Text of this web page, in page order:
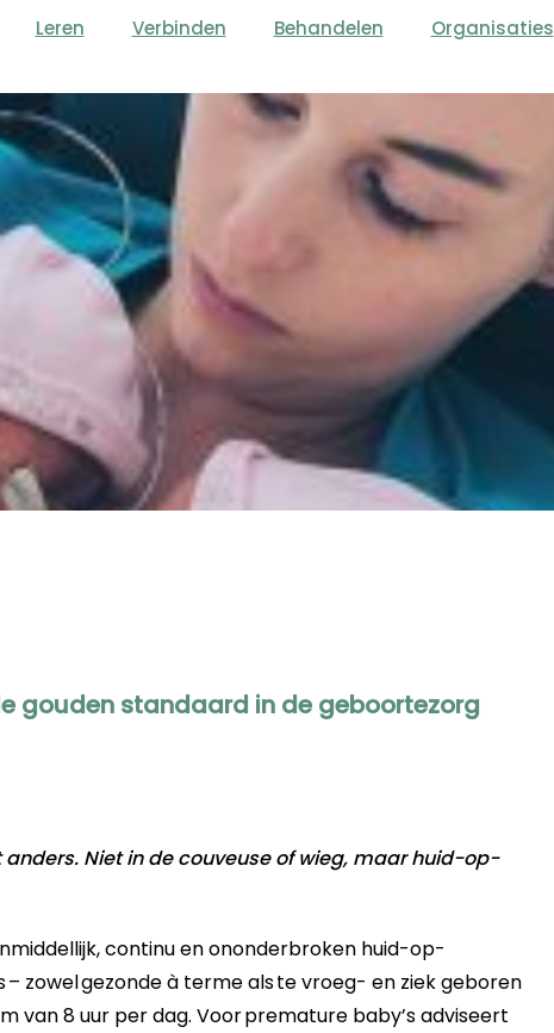
Leren Verbinden Behandelen Organisaties
gouden standaard in de geboortezorg
Niet in de couveuse of wieg, maar huid-op-
continu en ononderbroken huid-op-
– zowelgezonde à termealstevroeg- en ziek geboren
van 8 uur per dag. Voorpremature baby’sadviseert